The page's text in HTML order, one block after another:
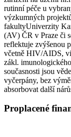
rutinní péče u
výzkumných
fakultyUniverzity
(AV) ČR v Praze či
reflektuje zvýšenou
včetně HIV/AIDS,
zákl.
současnosti jsou
vyčerpány, bez
absorbovat další
Proplacené